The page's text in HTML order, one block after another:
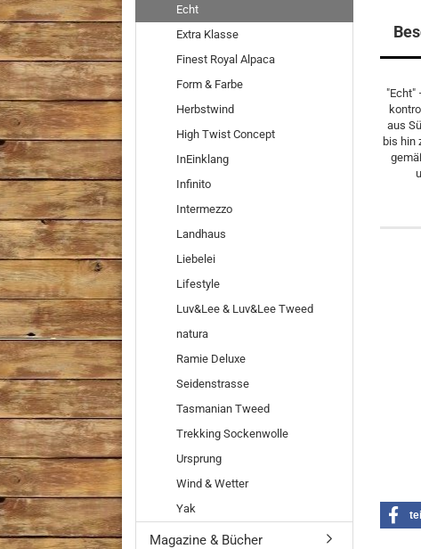
"Echt"
aus
bis hin
Echt
Extra Klasse
Finest Royal Alpaca
Form & Farbe
Herbstwind
High Twist Concept
InEinklang
Infinito
Intermezzo
Landhaus
Liebelei
Lifestyle
Luv&Lee & Luv&Lee Tweed
natura
Ramie Deluxe
Seidenstrasse
Tasmanian Tweed
Trekking Sockenwolle
Ursprung
Wind & Wetter
Yak
Magazine & Bücher